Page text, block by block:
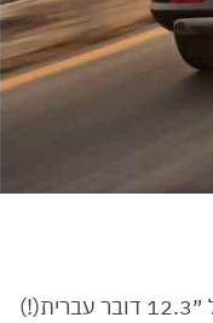
סקייוול ET5 מגיע לישראל בשלוש רמות גימור הכוללות כסטנדרט לוח מחוונים בגודל ״12.3 דובר עברית(!)